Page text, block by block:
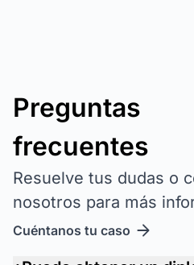
Preguntas
frecuentes
Resuelve tus dudas o
nosotros para más
Cuéntanos tu caso